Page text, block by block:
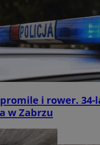
i rower. 34-
w Zabrzu